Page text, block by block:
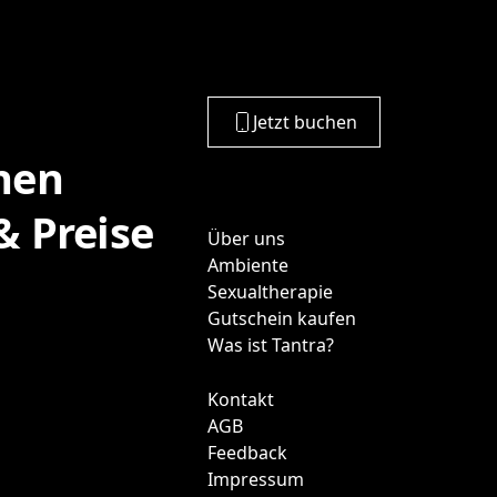
Preise
Jetzt buchen
Über uns
Ambiente
Sexualtherapie
Gutschein kaufen
Was ist Tantra?
Kontakt
AGB
Feedback
Impressum